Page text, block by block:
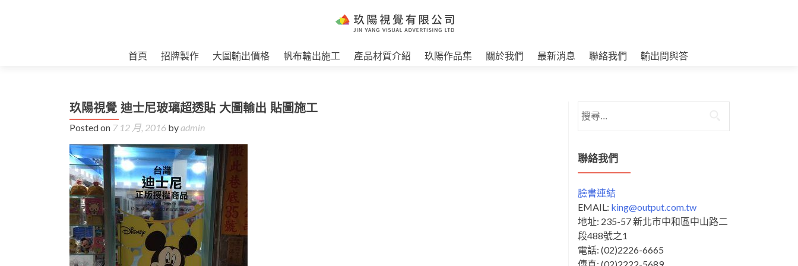
首頁 招牌製作 大圖輸出價格 帆布輸出施工 產品材質介紹 玖陽作品集 關於我們 最新消息 聯絡我們 輸出問與答
玖陽視覺 迪士尼玻璃超透貼 大圖輸出 貼圖施工
Posted on 7 12 月, 2016 byadmin
尋
鍵
字:
聯絡我們
臉書連結
EMAIL: king@output.com.tw
地址: 235-57 新北市中和區中山路二
段488號之1
電話: (02)2226-6665